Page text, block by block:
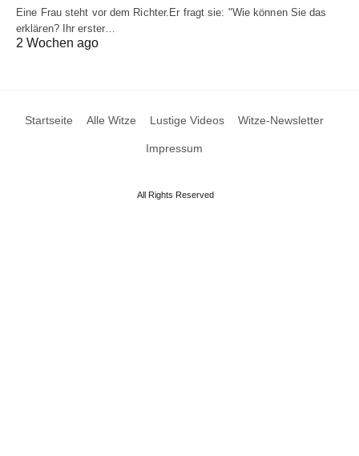
Eine Frau steht vor dem Richter.Er fragt sie: "Wie können Sie das
erklären? Ihr erster…
2 Wochen ago
Startseite Alle Witze Lustige Videos Witze-Newsletter
Impressum
All Rights Reserved